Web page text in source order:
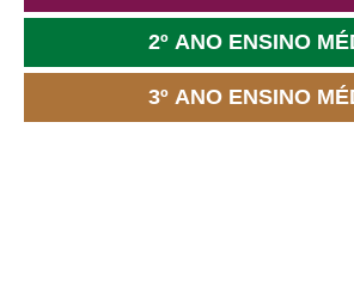
2º ANO ENSINO
3º ANO ENSINO